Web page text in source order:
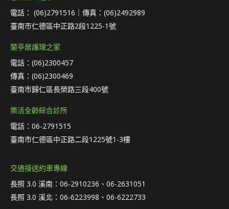
電話： (06)2791516｜傳真：(06)2492989
臺南市仁德區中正路2段1225-1號
蘭亭居護理之家
電話：(06)2300457
傳真：(06)2300469
臺南市歸仁區長榮路三段400號
樂活全齡綜合診所
電話：06-2791515
臺南市仁德區中正路二段1225號1-3樓
交通接送約車專線
長照 3.0 溪南：06-2910236、06-2631051
長照 3.0 溪北：06-6223998、06-6222733